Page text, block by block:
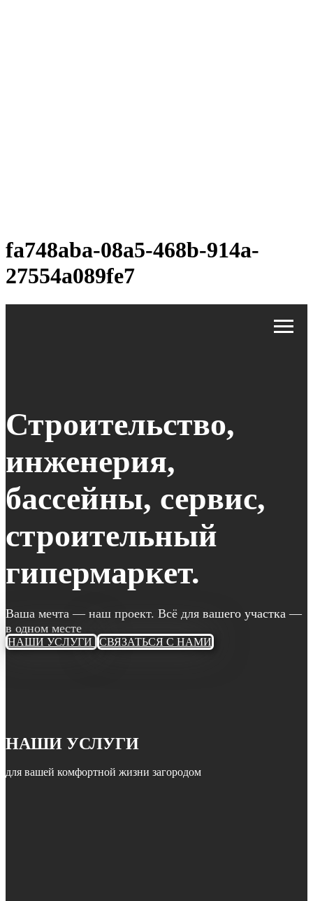
fa748aba-08a5-468b-914a-
27554a089fe7
Строительство,
инженерия,
бассейны, сервис,
строительный
гипермаркет.
Ваша мечта — наш проект. Всё для вашего участка —
в одном месте
НАШИ УСЛУГИ СВЯЗАТЬСЯ С НАМИ
НАШИ УСЛУГИ
для вашей комфортной жизни загородом